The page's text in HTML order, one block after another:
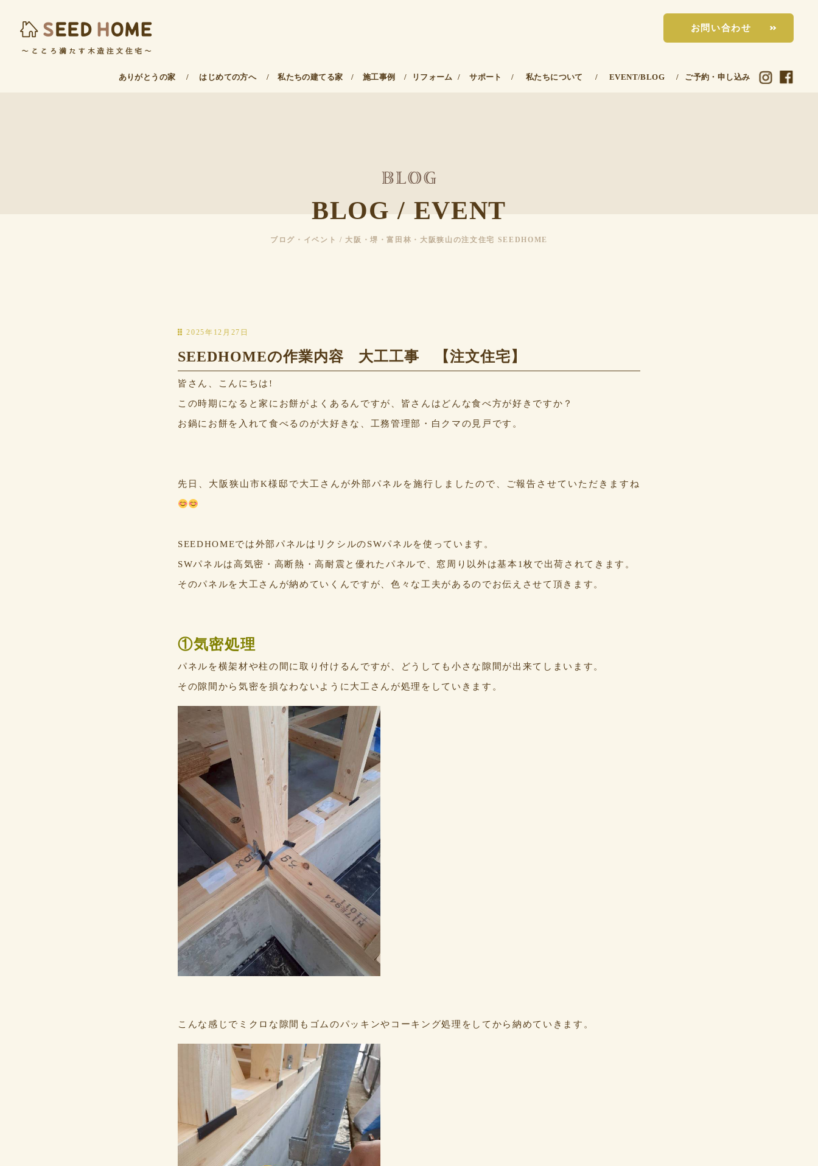
お問い合わせ
ありがとうの家 / はじめての方へ / 私たちの建てる家 / 施工事例 / リフォーム / サポート / 私たちについて / EVENT/BLOG / ご予約・申し込み
BLOG / EVENT
ブログ・イベント / 大阪・堺・富田林・大阪狭山の注文住宅 SEEDHOME
2025年12月27日
SEEDHOMEの作業内容 大工工事 【注文住宅】
皆さん、こんにちは!
この時期になると家にお餅がよくあるんですが、皆さんはどんな食べ方が好きですか？
お鍋にお餅を入れて食べるのが大好きな、工務管理部・白クマの見戸です。
先日、大阪狭山市K様邸で大工さんが外部パネルを施行しましたので、ご報告させていただきますね
SEEDHOMEでは外部パネルはリクシルのSWパネルを使っています。
SWパネルは高気密・高断熱・高耐震と優れたパネルで、窓周り以外は基本1枚で出荷されてきます。
そのパネルを大工さんが納めていくんですが、色々な工夫があるのでお伝えさせて頂きます。
①気密処理
パネルを横架材や柱の間に取り付けるんですが、どうしても小さな隙間が出来てしまいます。
その隙間から気密を損なわないように大工さんが処理をしていきます。
こんな感じでミクロな隙間もゴムのパッキンやコーキング処理をしてから納めていきます。